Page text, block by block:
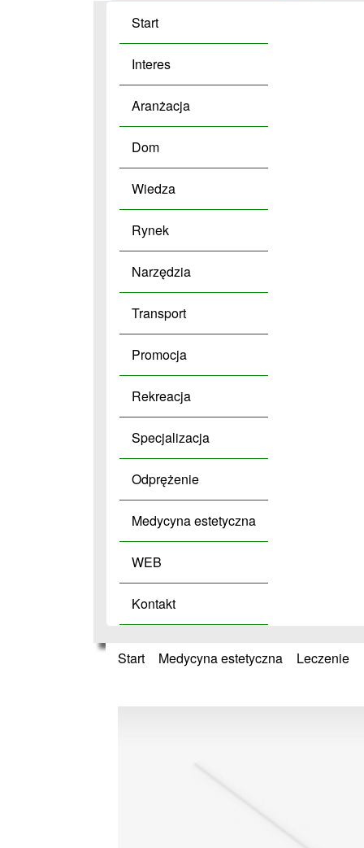
Start
Interes
Aranżacja
Dom
Wiedza
Rynek
Narzędzia
Transport
Promocja
Rekreacja
Specjalizacja
Odprężenie
Medycyna estetyczna
WEB
Kontakt
Start Medycyna estetyczna Leczenie